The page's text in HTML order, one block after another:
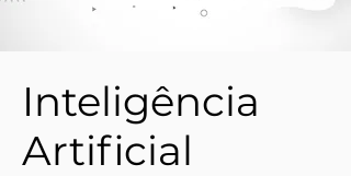
Inteligência
Artificial